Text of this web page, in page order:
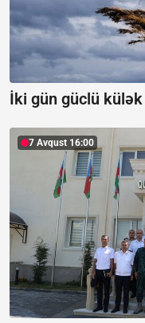
İki gün güclü
7 Avqust 16:00